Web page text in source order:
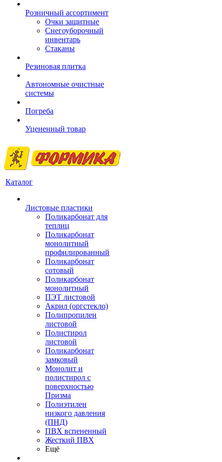
Розничный ассортимент
Очки защитные
Снегоуборочный
инвентарь
Стаканы
Резиновая плитка
Автономные очистные
системы
Погреба
Уцененный товар
Каталог
Листовые пластики
Поликарбонат для
теплиц
Поликарбонат
монолитный
профилированный
Поликарбонат
сотовый
Поликарбонат
монолитный
ПЭТ листовой
Акрил (оргстекло)
Полипропилен
листовой
Полистирол
листовой
Поликарбонат
замковый
Монолит и
полистирол с
поверхностью
Призма
Полиэтилен
низкого давления
(ПНД)
ПВХ вспененный
Жесткий ПВХ
Ещё